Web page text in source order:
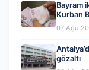
Bayram
Kurban
07 Ağu
gözaltı